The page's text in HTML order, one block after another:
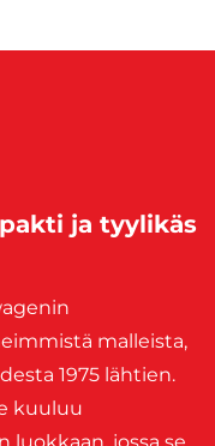
ja tyylikäs
malleista,
1975 lähtien.
kuuluu